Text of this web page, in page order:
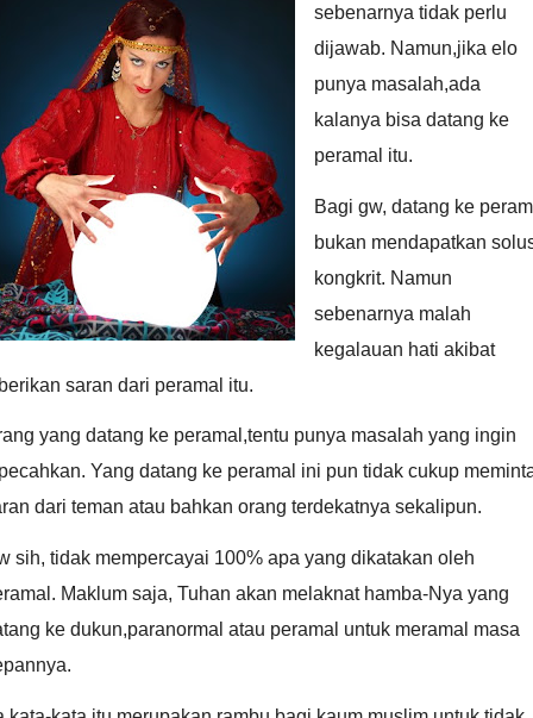
sebenarnya tidak perlu
dijawab. Namun,jika elo
punya masalah,ada
kalanya bisa datang ke
peramal itu.
Bagi gw, datang ke
bukan mendapatkan
kongkrit. Namun
sebenarnya malah
kegalauan hati akibat
saran dari peramal itu.
yang datang ke peramal,tentu punya masalah yang ingin
Yang datang ke peramal ini pun tidak cukup
dari teman atau bahkan orang terdekatnya sekalipun.
sih, tidak mempercayai 100% apa yang dikatakan oleh
Maklum saja, Tuhan akan melaknat hamba-Nya yang
ke dukun,paranormal atau peramal untuk meramal masa